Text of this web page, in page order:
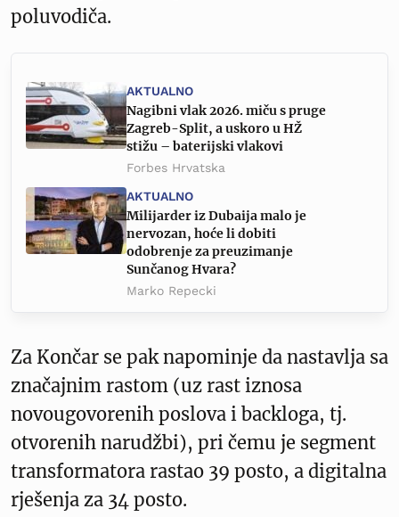
poluvodiča.
AKTUALNO
Nagibni vlak 2026. miču s pruge
Zagreb-Split, a uskoro u HŽ
stižu – baterijski vlakovi
Forbes Hrvatska
AKTUALNO
Milijarder iz Dubaija malo je
nervozan, hoće li dobiti
odobrenje za preuzimanje
Sunčanog Hvara?
Marko Repecki
Za Končar se pak napominje da nastavlja sa
značajnim rastom (uz rast iznosa
novougovorenih poslova i backloga, tj.
otvorenih narudžbi), pri čemu je segment
transformatora rastao 39 posto, a digitalna
rješenja za 34 posto.